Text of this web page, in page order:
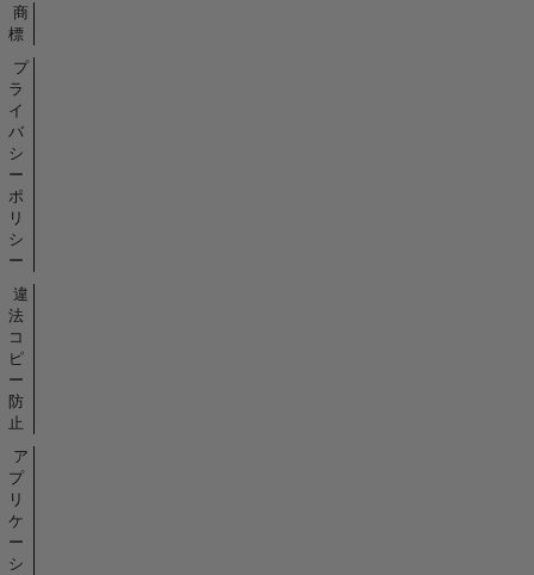
商
標
プ
ラ
イ
バ
シ
ー
ポ
リ
シ
ー
違
法
コ
ピ
ー
防
止
ア
プ
リ
ケ
ー
シ